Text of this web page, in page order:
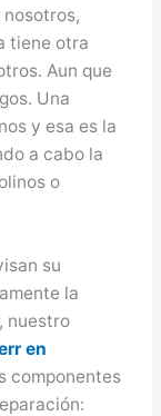
tiene otra
Aun que
Una
y esa es la
a cabo la
o
su
la
nuestro
en
componentes